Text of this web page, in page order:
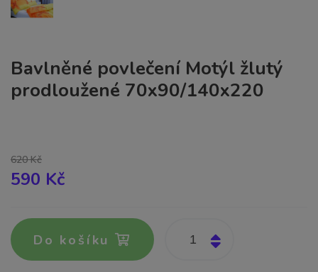
Bavlněné povlečení Motýl žlutý
prodloužené 70x90/140x220
620 Kč
590 Kč
Do košíku